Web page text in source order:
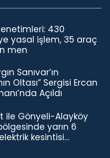
430
yasal işlem, 35 araç
men
Sanıvar’ın
Oltası” Sergisi Ercan
Açıldı
ile Gönyeli-Alayköy
yarın 6
kesintisi…